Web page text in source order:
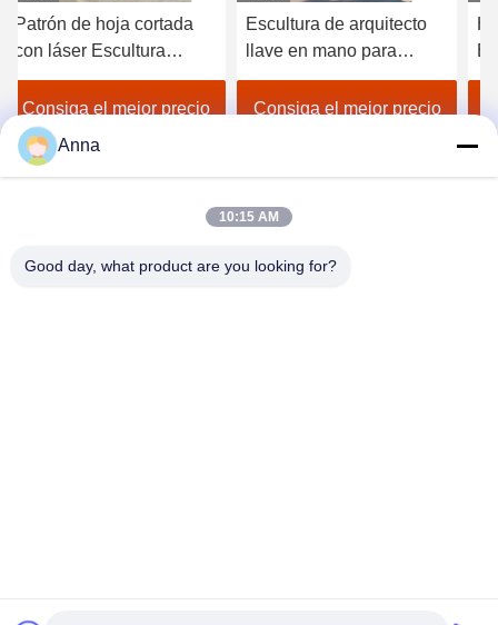
Escultura de arquitecto
llave en mano para
arquitectos
desarrolladores
Consiga el mejor precio
Hive Modular Art Pavilion
Escultura arquitectónica
personalizada para
paisaje inmobiliario
Consiga el mejor precio
Anna
10:15 AM
Good day, what product are you looking for?